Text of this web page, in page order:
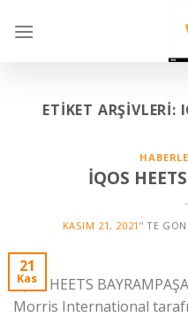
ETIKET ARŞIVLERI:
İQOS
KASIM 21, 2021 ’' TE
21
Kas
İQOS HEETS
Morris International